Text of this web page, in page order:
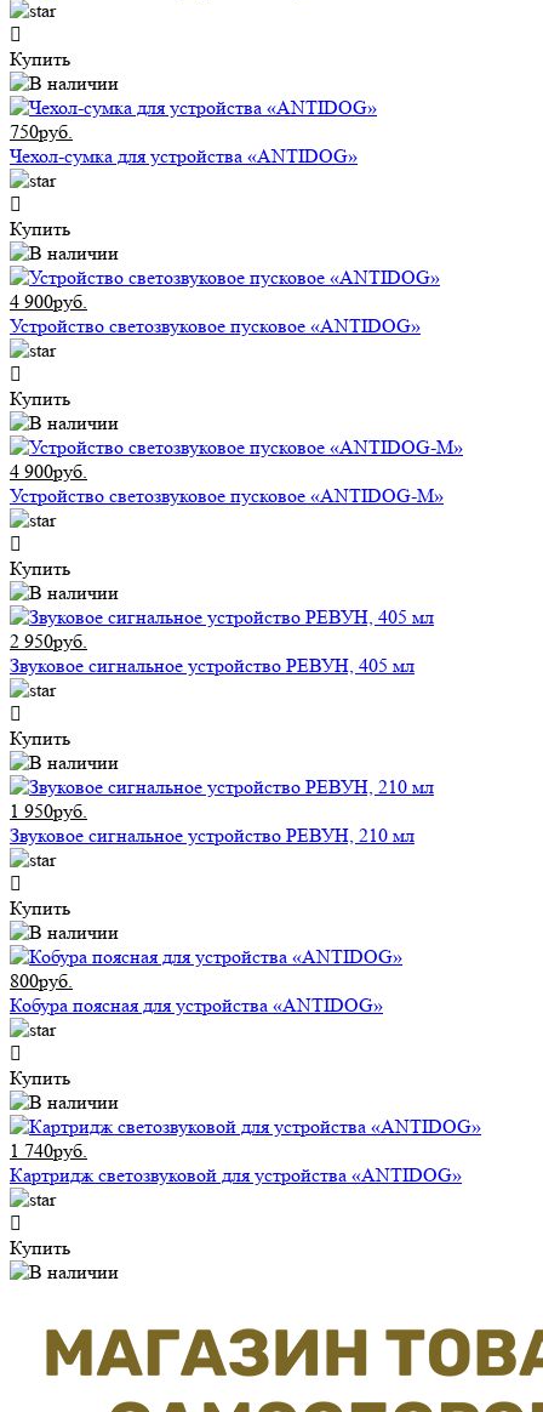
Купить
750руб.
Чехол-сумка для устройства «ANTIDOG»
Купить
4 900руб.
Устройство светозвуковое пусковое «ANTIDOG»
Купить
4 900руб.
Устройство светозвуковое пусковое «ANTIDOG-M»
Купить
2 950руб.
Звуковое сигнальное устройство РЕВУН, 405 мл
Купить
1 950руб.
Звуковое сигнальное устройство РЕВУН, 210 мл
Купить
800руб.
Кобура поясная для устройства «ANTIDOG»
Купить
1 740руб.
Картридж светозвуковой для устройства «ANTIDOG»
Купить